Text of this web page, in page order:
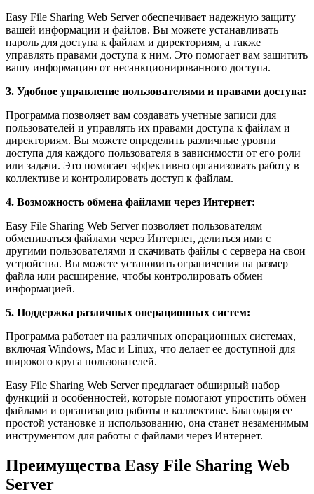
Easy File Sharing Web Server обеспечивает надежную защиту
вашей информации и файлов. Вы можете устанавливать
пароль для доступа к файлам и директориям, а также
управлять правами доступа к ним. Это помогает вам защитить
вашу информацию от несанкционированного доступа.
3. Удобное управление пользователями и правами доступа:
Программа позволяет вам создавать учетные записи для
пользователей и управлять их правами доступа к файлам и
директориям. Вы можете определить различные уровни
доступа для каждого пользователя в зависимости от его роли
или задачи. Это помогает эффективно организовать работу в
коллективе и контролировать доступ к файлам.
4. Возможность обмена файлами через Интернет:
Easy File Sharing Web Server позволяет пользователям
обмениваться файлами через Интернет, делиться ими с
другими пользователями и скачивать файлы с сервера на свои
устройства. Вы можете установить ограничения на размер
файла или расширение, чтобы контролировать обмен
информацией.
5. Поддержка различных операционных систем:
Программа работает на различных операционных системах,
включая Windows, Mac и Linux, что делает ее доступной для
широкого круга пользователей.
Easy File Sharing Web Server предлагает обширный набор
функций и особенностей, которые помогают упростить обмен
файлами и организацию работы в коллективе. Благодаря ее
простой установке и использованию, она станет незаменимым
инструментом для работы с файлами через Интернет.
Преимущества Easy File Sharing Web
Server